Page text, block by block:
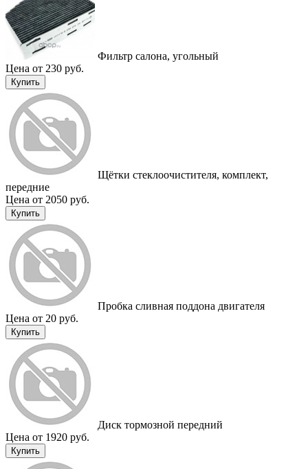
Фильтр салона, угольный
Цена от 230 руб.
Купить
Щётки стеклоочистителя, комплект,
передние
Цена от 2050 руб.
Купить
Пробка сливная поддона двигателя
Цена от 20 руб.
Купить
Диск тормозной передний
Цена от 1920 руб.
Купить